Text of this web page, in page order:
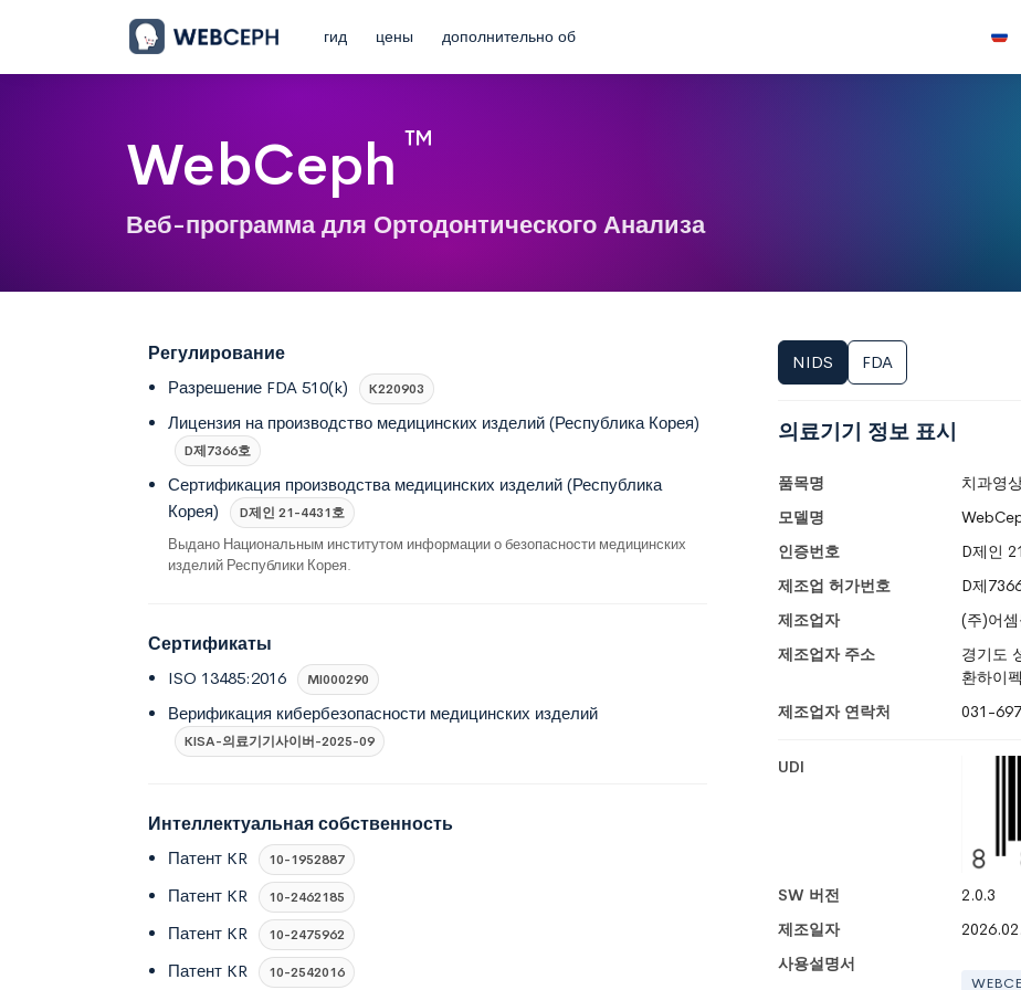
гид цены дополнительно об
WebCeph ™
Веб-программа для Ортодонтического Анализа
Регулирование
Разрешение FDA 510(k) K220903
Лицензия на производство медицинских изделий (Республика Корея)
D제7366호
Сертификация производства медицинских изделий (Республика
Корея)
D제인 21-4431호
Выдано Национальным институтом информации о безопасности медицинских
изделий Республики Корея.
Сертификаты
ISO 13485:2016 MI000290
Верификация кибербезопасности медицинских изделий
KISA-의료기기사이버-2025-09
Интеллектуальная собственность
Патент KR 10-1952887
Патент KR 10-2462185
Патент KR 10-2475962
Патент KR 10-2542016
NIDS FDA
의료기기 정보 표시
품목명
치과영
모델명
인증번호
D제인
제조업 허가번호
D제
제조업자
(주)어
제조업자 주소
경기도
환하이
제조업자 연락처
031-
UDI
SW 버전
2.0.3
제조일자
사용설명서